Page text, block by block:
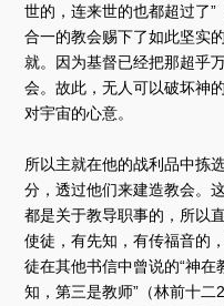
世的，连来世的也都超过了
合一的教会赐下了如此坚实
就。因为基督已经把那超乎
会。故此，无人可以破坏神
对宇宙的心意。
所以主就在他的战利品中拣
分，透过他们来建造教会。
都是关于教导职事的，所以
使徒，有先知，有传福音的
徒在其他书信中曾说的“神
知，第三是教师”（林前十